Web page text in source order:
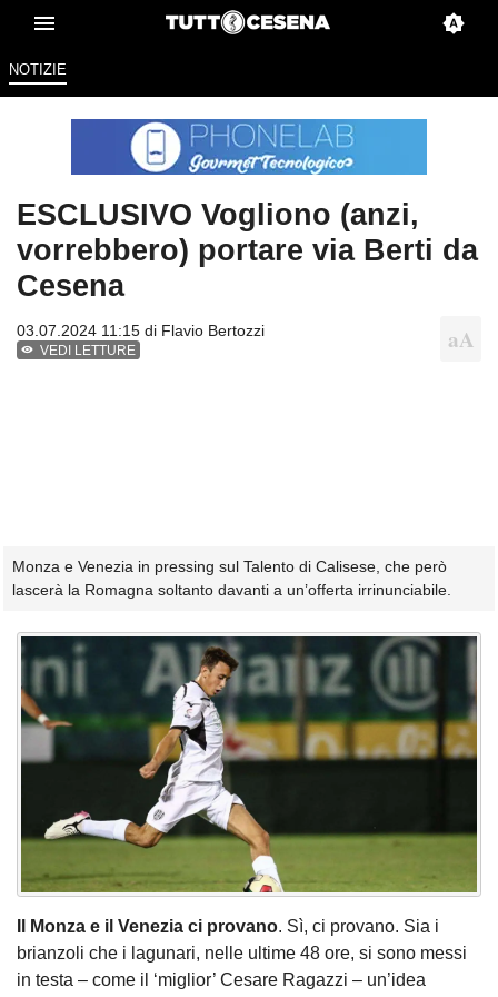
NOTIZIE
ESCLUSIVO Vogliono (anzi,
vorrebbero) portare via Berti da
Cesena
03.07.2024 11:15 di Flavio Bertozzi
VEDI LETTURE
Monza e Venezia in pressing sul Talento di Calisese, che però
lascerà la Romagna soltanto davanti a un’offerta irrinunciabile.
Il Monza e il Venezia ci provano. Sì, ci provano. Sia i
brianzoli che i lagunari, nelle ultime 48 ore, si sono messi
in testa – come il ‘miglior’ Cesare Ragazzi – un’idea